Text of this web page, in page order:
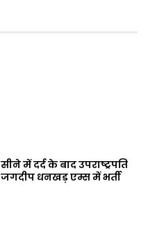
सीने में दर्द के बाद उपराष्ट्रपति
जगदीप धनखड़ एम्स में भर्ती